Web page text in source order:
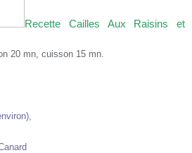
Recette Cailles Aux Raisins et
20 mn, cuisson 15 mn.